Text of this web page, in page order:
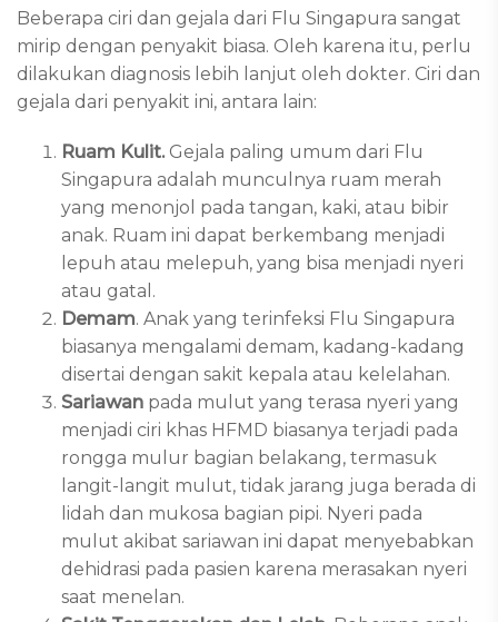
Beberapa ciri dan gejala dari Flu Singapura sangat
mirip dengan penyakit biasa. Oleh karena itu, perlu
dilakukan diagnosis lebih lanjut oleh dokter. Ciri dan
gejala dari penyakit ini, antara lain:
Ruam Kulit.Gejala paling umum dari Flu
Singapura adalah munculnya ruam merah
yang menonjol pada tangan, kaki, atau bibir
anak. Ruam ini dapat berkembang menjadi
lepuh atau melepuh, yang bisa menjadi nyeri
atau gatal.
Demam. Anak yang terinfeksi Flu Singapura
biasanya mengalami demam, kadang-kadang
disertai dengan sakit kepala atau kelelahan.
Sariawan pada mulut yang terasa nyeri yang
menjadi ciri khas HFMD biasanya terjadi pada
rongga mulur bagian belakang, termasuk
langit-langit mulut, tidak jarang juga berada di
lidah dan mukosa bagian pipi. Nyeri pada
mulut akibat sariawan ini dapat menyebabkan
dehidrasi pada pasien karena merasakan nyeri
saat menelan.